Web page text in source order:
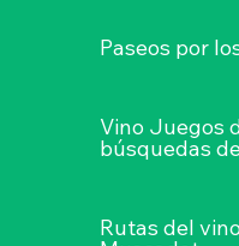
Paseos por
Vino Juegos
búsquedas
Rutas del